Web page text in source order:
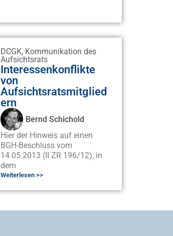
DCGK, Kommunikation des
Aufsichtsrats
Interessenkonflikte
von
Aufsichtsratsmitglied
ern
Bernd Schichold
Hier der Hinweis auf einen
BGH-Beschluss vom
14.05.2013 (II ZR 196/12), in
dem
Weiterlesen >>